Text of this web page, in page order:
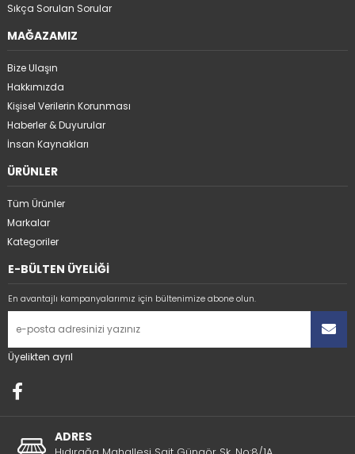
Sıkça Sorulan Sorular
MAĞAZAMIZ
Bize Ulaşın
Hakkımızda
Kişisel Verilerin Korunması
Haberler & Duyurular
İnsan Kaynakları
ÜRÜNLER
Tüm Ürünler
Markalar
Kategoriler
E-BÜLTEN ÜYELİĞİ
En avantajlı kampanyalarımız için bültenimize abone olun.
Üyelikten ayrıl
ADRES